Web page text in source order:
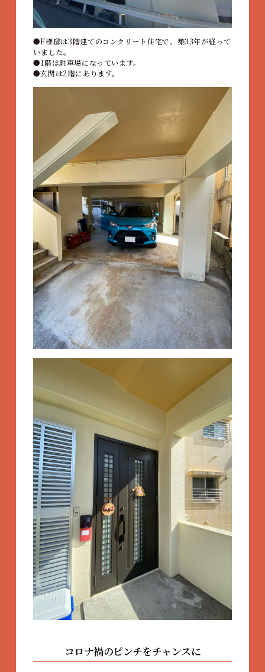
F様邸は3階建てのコンクリート住宅で、築33年が経って
いました。
1階は駐車場になっています。
玄関は2階にあります。
コロナ禍のピンチをチャンスに